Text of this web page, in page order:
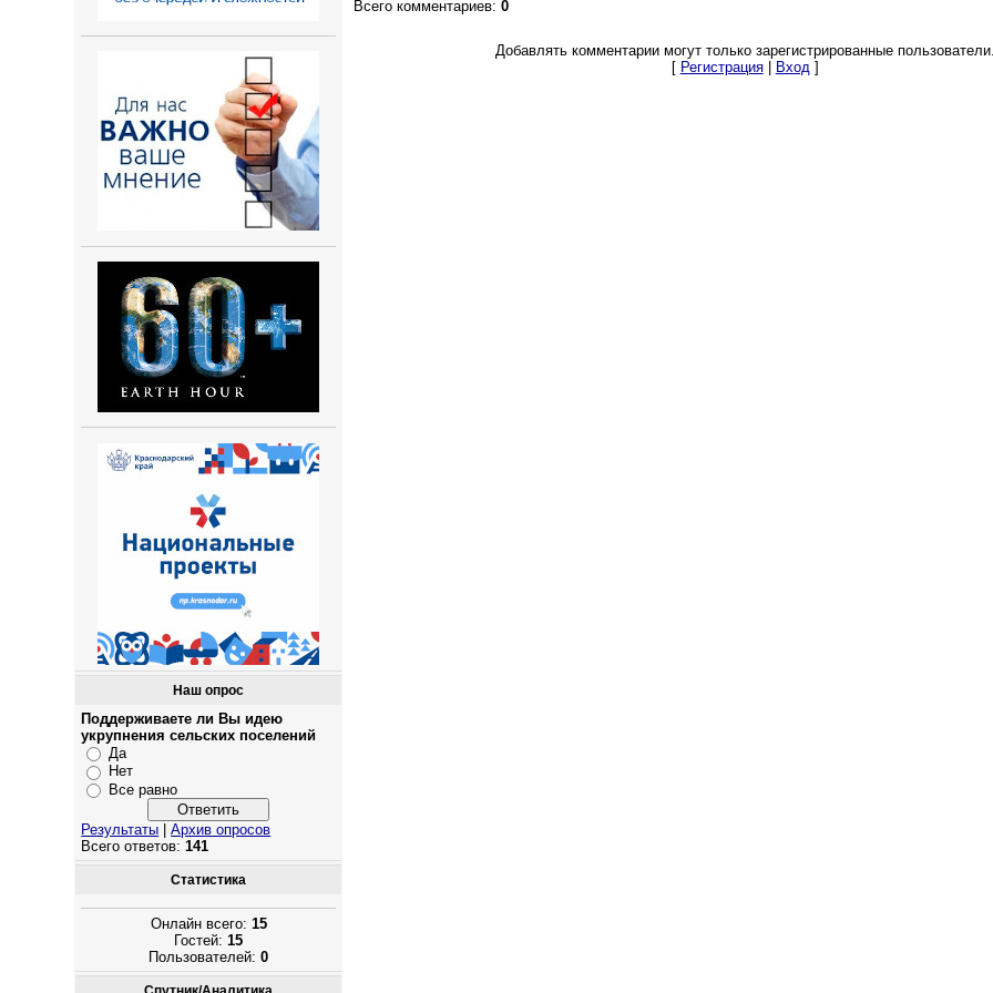
Наш опрос
Поддерживаете ли Вы идею
укрупнения сельских поселений
Да
Нет
Все равно
Результаты |Архив опросов
Всего ответов:141
Статистика
Онлайн всего: 15
Гостей:15
Пользователей:0
Всего комментариев:0
Добавлять комментарии могут только зарегистрированные
[ Регистрация| Вход]